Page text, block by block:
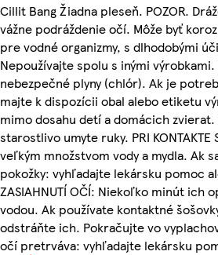
Cillit Bang Žiadna pleseň. POZOR.
vážne podráždenie očí. Môže byť
pre vodné organizmy, s dlhodobými
Nepoužívajte spolu s inými
nebezpečné plyny (chlór). Ak je
majte k dispozícii obal alebo etiketu
mimo dosahu detí a domácich
starostlivo umyte ruky. PRI KONTAKTE
veľkým množstvom vody a mydla. Ak
pokožky: vyhľadajte lekársku pomoc
ZASIAHNUTÍ OČÍ: Niekoľko minút ich
vodou. Ak používate kontaktné
odstráňte ich. Pokračujte vo
očí pretrváva: vyhľadajte lekársku